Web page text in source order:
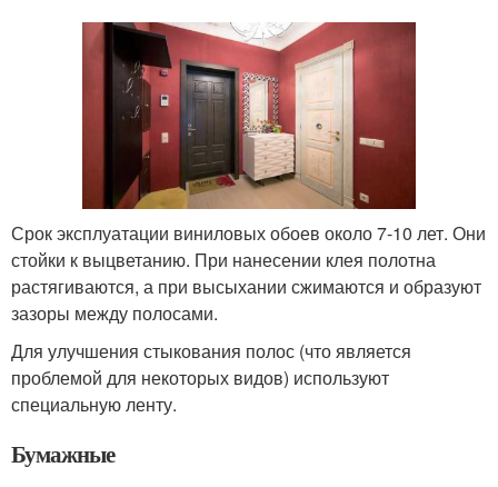
Срок эксплуатации виниловых обоев около 7-10 лет. Они
стойки к выцветанию. При нанесении клея полотна
растягиваются, а при высыхании сжимаются и образуют
зазоры между полосами.
Для улучшения стыкования полос (что является
проблемой для некоторых видов) используют
специальную ленту.
Бумажные